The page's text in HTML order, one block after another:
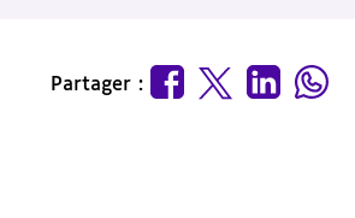
Partager :